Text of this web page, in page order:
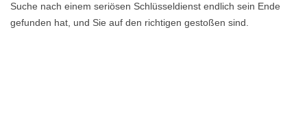
Suche nach einem seriösen Schlüsseldienst endlich sein Ende
gefunden hat, und Sie auf den richtigen gestoßen sind.